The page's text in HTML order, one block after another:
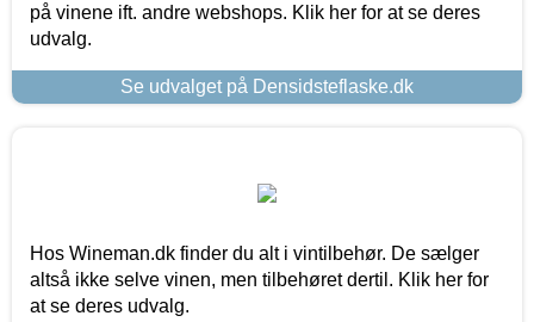
på vinene ift. andre webshops. Klik her for at se deres
udvalg.
Se udvalget på Densidsteflaske.dk
Hos Wineman.dk finder du alt i vintilbehør. De sælger
altså ikke selve vinen, men tilbehøret dertil. Klik her for
at se deres udvalg.